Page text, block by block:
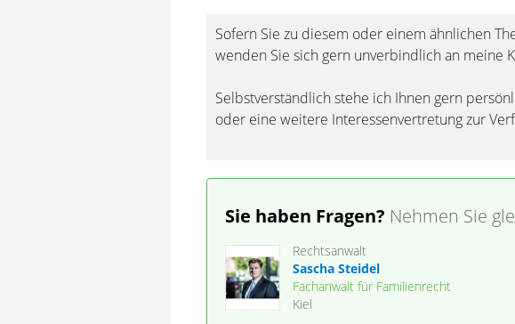
Sofern Sie zu diesem oder einem ähnlichen
wenden Sie sich gern unverbindlich an meine
Selbstverständlich stehe ich Ihnen gern
oder eine weitere Interessenvertretung zur
Sie haben Fragen? Nehmen Sie
Rechtsanwalt
Sascha Steidel
Fachanwalt für Familienrecht
Kiel